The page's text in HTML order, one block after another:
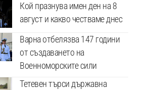
Кой празнува имен ден на 8
август и какво честваме днес
Варна отбелязва 147 години
от създаването на
Военноморските сили
Тетевен търси държавна